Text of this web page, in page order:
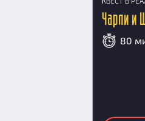
Чарли и
80